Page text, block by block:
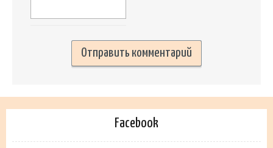
Facebook